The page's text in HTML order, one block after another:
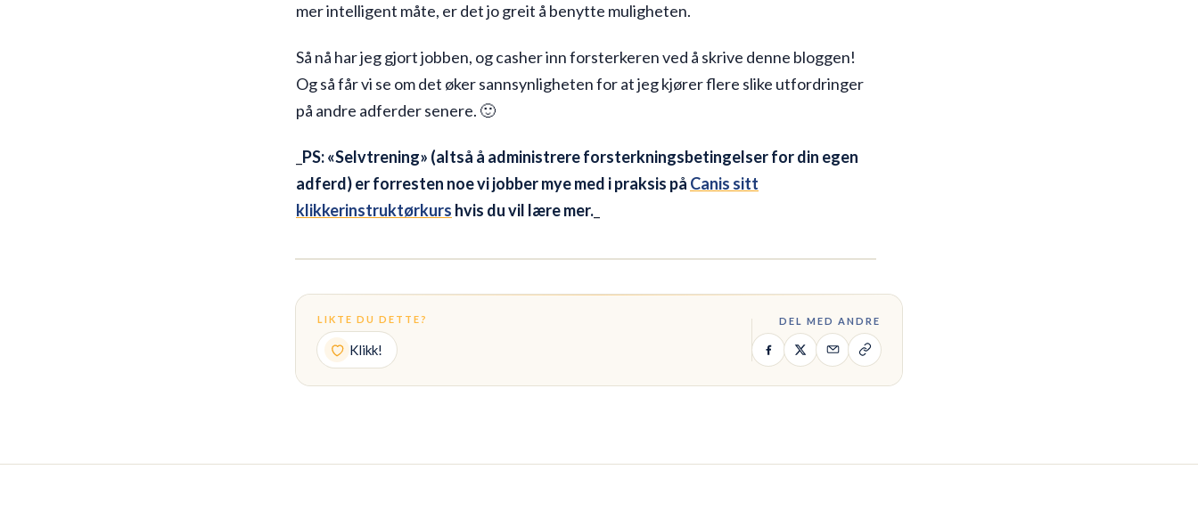
mer intelligent måte, er det jo greit å benytte muligheten.
Så nå har jeg gjort jobben, og casher inn forsterkeren ved å skrive denne bloggen!
Og så får vi se om det øker sannsynligheten for at jeg kjører flere slike utfordringer
på andre adferder senere. 🙂
PS: «Selvtrening» (altså å administrere forsterkningsbetingelser for din egen
adferd) er forresten noe vi jobber mye med i praksis på Canis sitt
klikkerinstruktørkurs hvis du vil lære mer.
LIKTE DU DETTE?
Klikk!
DEL MED ANDRE